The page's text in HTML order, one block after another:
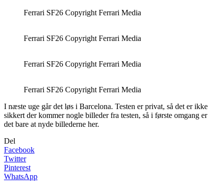
Ferrari SF26 Copyright Ferrari Media
Ferrari SF26 Copyright Ferrari Media
Ferrari SF26 Copyright Ferrari Media
Ferrari SF26 Copyright Ferrari Media
I næste uge går det løs i Barcelona. Testen er privat, så det er ikke
sikkert der kommer nogle billeder fra testen, så i første omgang er
det bare at nyde billederne her.
Del
Facebook
Twitter
Pinterest
WhatsApp